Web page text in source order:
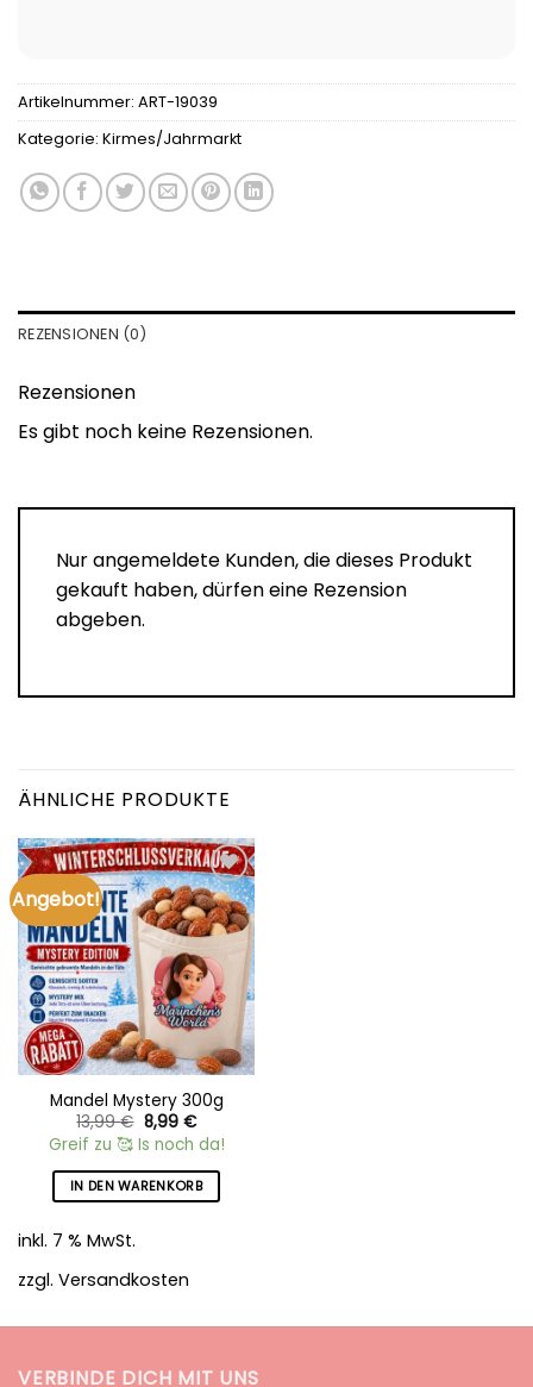
Artikelnummer: ART-19039
Kategorie: Kirmes/Jahrmarkt
REZENSIONEN (0)
Rezensionen
Es gibt noch keine Rezensionen.
Nur angemeldete Kunden, die dieses Produkt
gekauft haben, dürfen eine Rezension
abgeben.
ÄHNLICHE PRODUKTE
Angebot!
Add to
wishlist
Mandel Mystery 300g
13,99€ Ursprünglicher
Preis
war:
13,99 €
8,99 €Aktueller
Preis
ist:
8,99 €.
Greif zu 🥰 Is noch da!
IN DEN WARENKORB
inkl. 7 % MwSt.
zzgl. Versandkosten
VERBINDE DICH MIT UNS